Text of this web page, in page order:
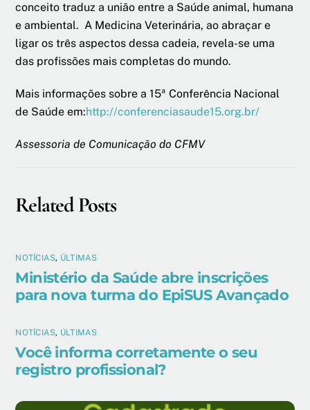
conceito traduz a união entre a Saúde animal, humana
e ambiental. A Medicina Veterinária, ao abraçar e
ligar os três aspectos dessa cadeia, revela-se uma
das profissões mais completas do mundo.
Mais informações sobre a 15ª Conferência Nacional
de Saúde em:http://conferenciasaude15.org.br/
Assessoria de Comunicação do CFMV
Related Posts
NOTÍCIAS, ÚLTIMAS
Ministério da Saúde abre inscrições
para nova turma do EpiSUS Avançado
NOTÍCIAS, ÚLTIMAS
Você informa corretamente o seu
registro profissional?